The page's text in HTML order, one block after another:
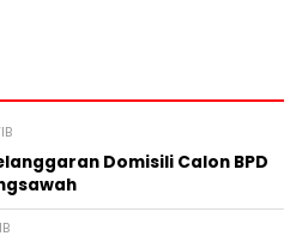
Domisili Calon BPD